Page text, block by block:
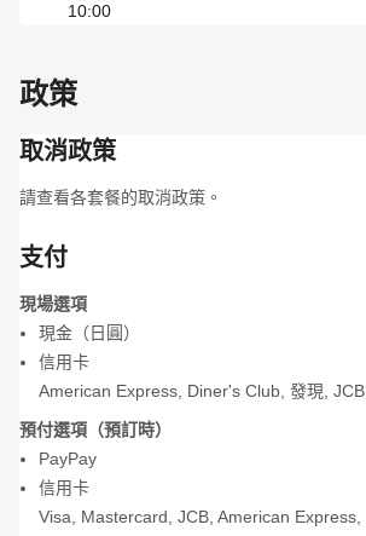
10:00
政策
取消政策
請查看各套餐的取消政策。
支付
現場選項
現金（日圓）
信用卡
American Express Diner's Club 發現 JCB
預付選項（預訂時）
PayPay
信用卡
Visa
Mastercard JCB American Express